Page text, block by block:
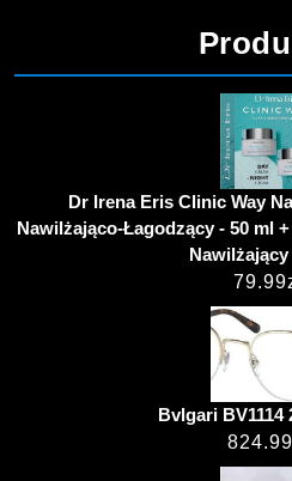
Dr Irena Eris Clinic Way
Nawilżająco-Łagodzący - 50 ml
Nawilżający
79.99
Bvlgari BV1114
824.99